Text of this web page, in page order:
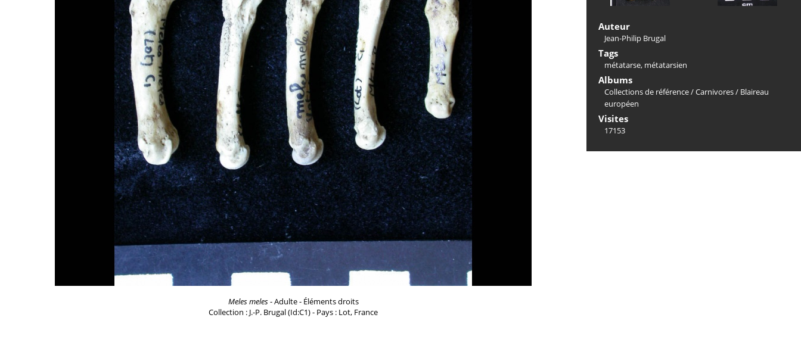
Meles meles- Adulte - Éléments droits
Collection : J.-P. Brugal (Id:C1) - Pays : Lot, France
Auteur
Jean-Philip Brugal
Tags
métatarse, métatarsien
Albums
Collections de référence/Carnivores/ Blaireau
européen
Visites
17153